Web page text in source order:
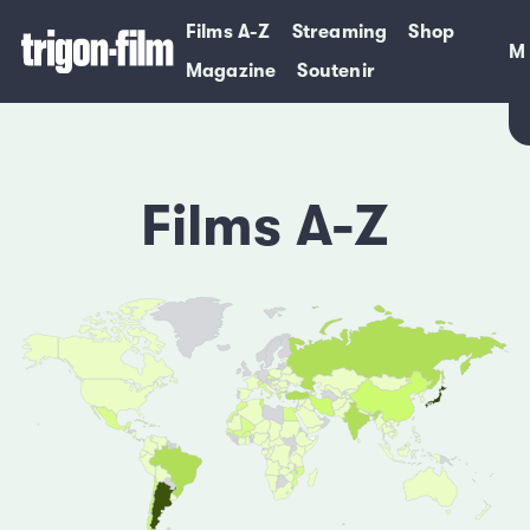
Films A-Z Streaming
Shop
Magazine
Soutenir
Films A-Z